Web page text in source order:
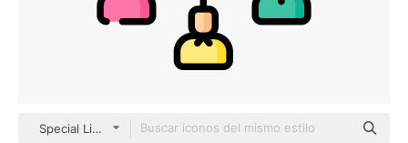
Special Lineal color